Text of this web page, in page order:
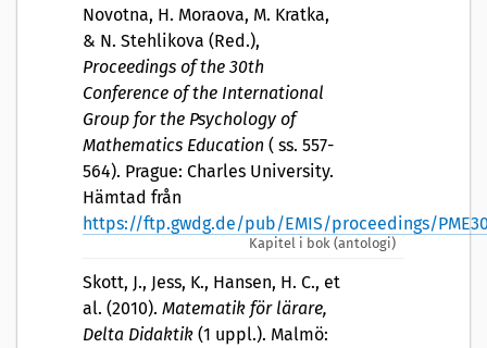
Novotna, H. Moraova, M. Kratka,
& N. Stehlikova (Red.),
Proceedings of the 30th
Conference of the International
Group for the Psychology of
Mathematics Education ( ss. 557-
564). Prague: Charles University.
Hämtad från
https://ftp.gwdg.de/pub/EMIS/proceedings/
Kapitel i bok (antologi)
Skott, J., Jess, K., Hansen, H. C., et
al. (2010). Matematik för lärare,
Delta Didaktik (1 uppl.). Malmö: